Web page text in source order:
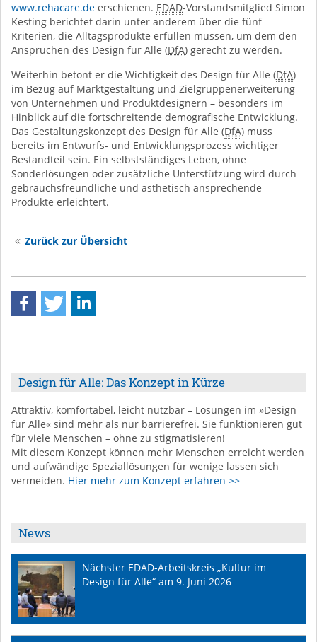
www.rehacare.de erschienen. EDAD-Vorstandsmitglied Simon
Kesting berichtet darin unter anderem über die fünf
Kriterien, die Alltagsprodukte erfüllen müssen, um dem den
Ansprüchen des Design für Alle (DfA) gerecht zu werden.
Weiterhin betont er die Wichtigkeit des Design für Alle (DfA)
im Bezug auf Marktgestaltung und Zielgruppenerweiterung
von Unternehmen und Produktdesignern – besonders im
Hinblick auf die fortschreitende demografische Entwicklung.
Das Gestaltungskonzept des Design für Alle (DfA) muss
bereits im Entwurfs- und Entwicklungsprozess wichtiger
Bestandteil sein. Ein selbstständiges Leben, ohne
Sonderlösungen oder zusätzliche Unterstützung wird durch
gebrauchsfreundliche und ästhetisch ansprechende
Produkte erleichtert.
Zurück zur Übersicht
Design für Alle: Das Konzept in Kürze
Attraktiv, komfortabel, leicht nutzbar – Lösungen im »Design
für Alle« sind mehr als nur barrierefrei. Sie funktionieren gut
für viele Menschen – ohne zu stigmatisieren!
Mit diesem Konzept können mehr Menschen erreicht werden
und aufwändige Speziallösungen für wenige lassen sich
vermeiden. Hier mehr zum Konzept erfahren >>
News
Nächster EDAD-Arbeitskreis „Kultur im
Design für Alle“ am 9. Juni 2026